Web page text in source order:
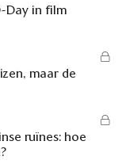
Day in film
maar de
ruïnes: hoe